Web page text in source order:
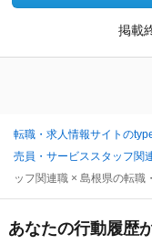
掲載
転職・求人情報サイトの
売員・サービススタッフ関
ッフ関連職 × 島根県の転職
あなたの行動履歴